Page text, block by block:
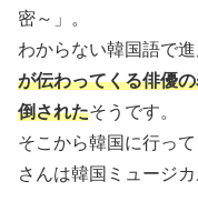
密～」 。
わからない韓国語で
が伝わってくる俳優
倒されたそうです。
そこから韓国に行っ
さんは韓国ミュージ